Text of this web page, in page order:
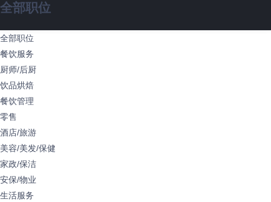
全部职位
全部职位
餐饮服务
厨师/后厨
饮品烘焙
餐饮管理
零售
酒店/旅游
美容/美发/保健
家政/保洁
安保/物业
生活服务